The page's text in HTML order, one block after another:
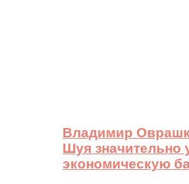
Владимир
Шуя значительно
экономическую